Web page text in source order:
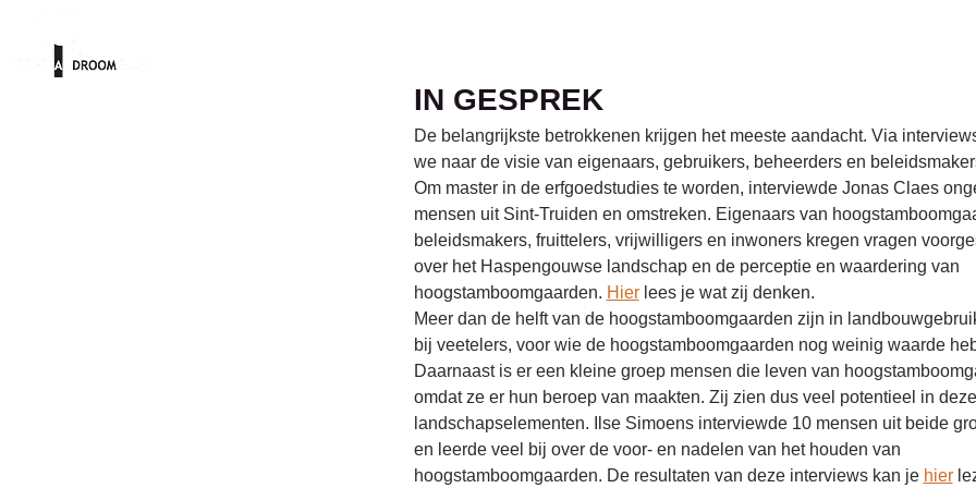
IN GESPREK
De belangrijkste betrokkenen krijgen het meeste aandacht. Via
we naar de visie van eigenaars, gebruikers, beheerders en
Om master in de erfgoedstudies te worden, interviewde Jonas Claes
mensen uit Sint-Truiden en omstreken. Eigenaars van
beleidsmakers, fruittelers, vrijwilligers en inwoners kregen vragen
over het Haspengouwse landschap en de perceptie en waardering van
hoogstamboomgaarden. Hierlees je wat zij denken.
Meer dan de helft van de hoogstamboomgaarden zijn in
bij veetelers, voor wie de hoogstamboomgaarden nog weinig waarde
Daarnaast is er een kleine groep mensen die leven van
omdat ze er hun beroep van maakten. Zij zien dus veel potentieel in deze
landschapselementen. Ilse Simoens interviewde 10 mensen uit beide
en leerde veel bij over de voor- en nadelen van het houden van
hoogstamboomgaarden. De resultaten van deze interviews kan je hier